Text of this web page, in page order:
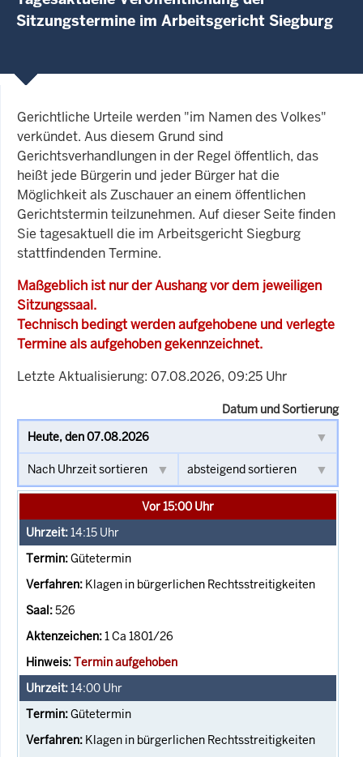
Sitzungstermine im Arbeitsgericht Siegburg
Gerichtliche Urteile werden "im Namen des Volkes"
verkündet. Aus diesem Grund sind
Gerichtsverhandlungen in der Regel öffentlich, das
heißt jede Bürgerin und jeder Bürger hat die
Möglichkeit als Zuschauer an einem öffentlichen
Gerichtstermin teilzunehmen. Auf dieser Seite finden
Sie tagesaktuell die im Arbeitsgericht Siegburg
stattfindenden Termine.
Maßgeblich ist nur der Aushang vor dem jeweiligen
Sitzungssaal.
Technisch bedingt werden aufgehobene und verlegte
Termine als aufgehoben gekennzeichnet.
Letzte Aktualisierung: 07.08.2026, 09:25 Uhr
Datum und Sortierung
Vor 15:00 Uhr
14:15 Uhr
Gütetermin
Klagen in bürgerlichen Rechtsstreitigkeiten
526
1 Ca 1801/26
Termin aufgehoben
14:00 Uhr
Gütetermin
Klagen in bürgerlichen Rechtsstreitigkeiten